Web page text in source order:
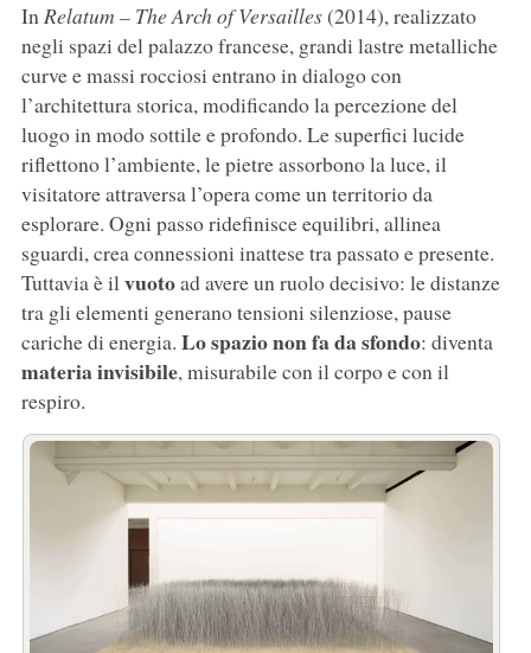
InRelatum – The Arch of Versailles(2014), realizzato
negli spazi del palazzo francese, grandi lastre metalliche
curve e massi rocciosi entrano in dialogo con
l’architettura storica, modificando la percezione del
luogo in modo sottile e profondo. Le superfici lucide
riflettono l’ambiente, le pietre assorbono la luce, il
visitatore attraversa l’opera come un territorio da
esplorare. Ogni passo ridefinisce equilibri, allinea
sguardi, crea connessioni inattese tra passato e presente.
Tuttavia è ilvuotoad avere un ruolo decisivo: le distanze
tra gli elementi generano tensioni silenziose, pause
cariche di energia. Lo spazio non fa da sfondo: diventa
materia invisibile, misurabile con il corpo e con il
respiro.